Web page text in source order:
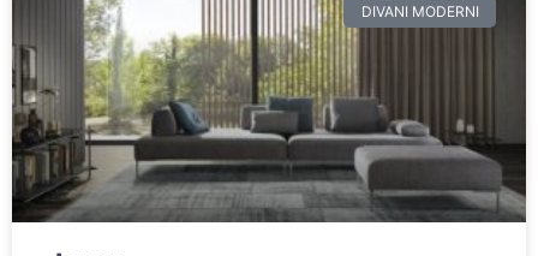
DIVANI MODERNI